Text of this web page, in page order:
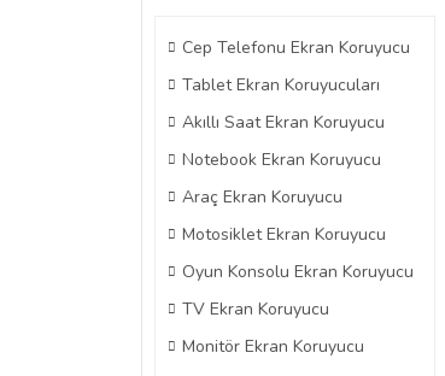
Cep Telefonu Ekran Koruyucu
Tablet Ekran Koruyucuları
Akıllı Saat Ekran Koruyucu
Notebook Ekran Koruyucu
Araç Ekran Koruyucu
Motosiklet Ekran Koruyucu
Oyun Konsolu Ekran Koruyucu
TV Ekran Koruyucu
Monitör Ekran Koruyucu